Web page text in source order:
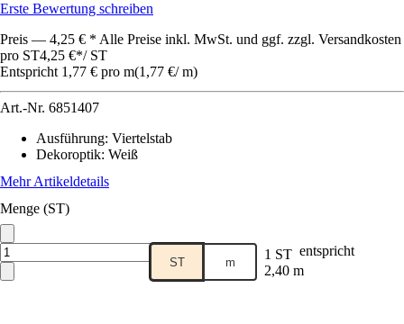
Erste Bewertung schreiben
Preis — 4,25 € * Alle Preise inkl. MwSt. und ggf. zzgl. Versandkosten
pro ST4,25 €*/ ST
Entspricht 1,77 € pro m(1,77 €/ m)
Art.-Nr. 6851407
Ausführung: Viertelstab
Dekoroptik: Weiß
Mehr Artikeldetails
Menge (ST)
ST m 1 ST entspricht
2,40 m